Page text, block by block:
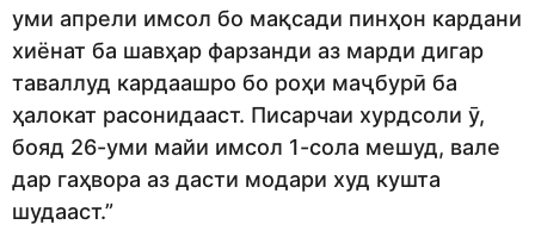
уми апрели имсол бо мақсади пинҳон кардани
хиёнат ба шавҳар фарзанди аз марди дигар
таваллуд кардаашро бо роҳи маҷбурӣ ба
ҳалокат расонидааст. Писарчаи хурдсоли ӯ,
бояд 26-уми майи имсол 1-сола мешуд, вале
дар гаҳвора аз дасти модари худ кушта
шудааст.”